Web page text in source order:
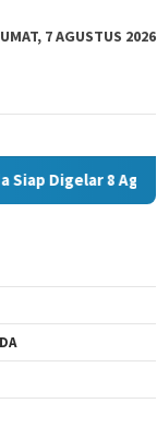
7 AGUSTUS 2026
8 Agustus 2026